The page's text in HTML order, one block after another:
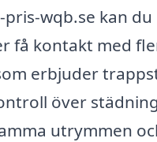
wqb.se kan du
få kontakt med
erbjuder
över
utrymmen